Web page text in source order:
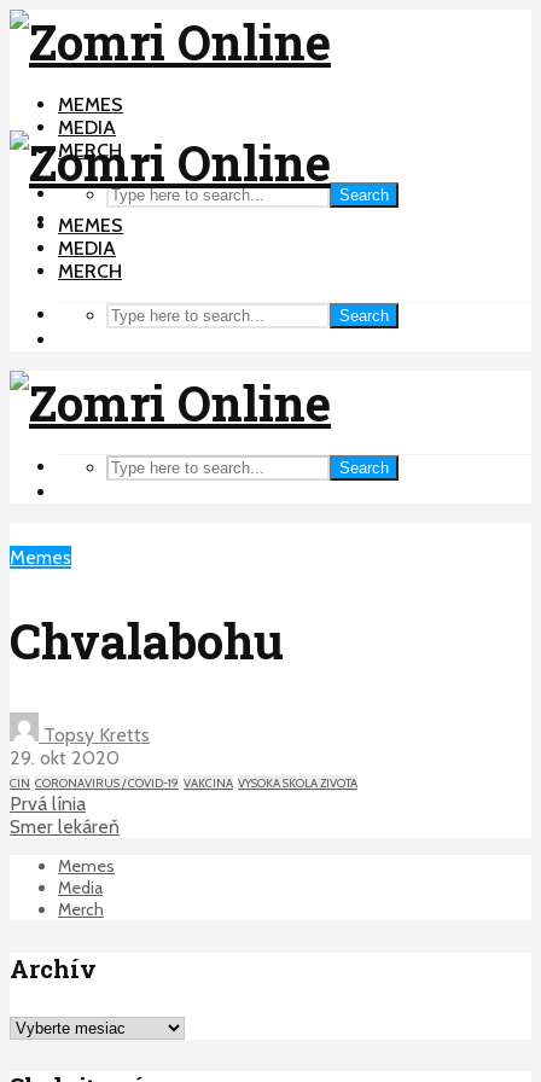
MEMES
MEDIA
MERCH
Search
MEMES
MEDIA
MERCH
Search
Search
Memes
Chvalabohu
Topsy Kretts
29. okt 2020
CIN CORONAVIRUS / COVID-19 VAKCINA VYSOKA SKOLA ZIVOTA
Prvá línia
Smer lekáreň
Memes
Media
Merch
Archív
Archív